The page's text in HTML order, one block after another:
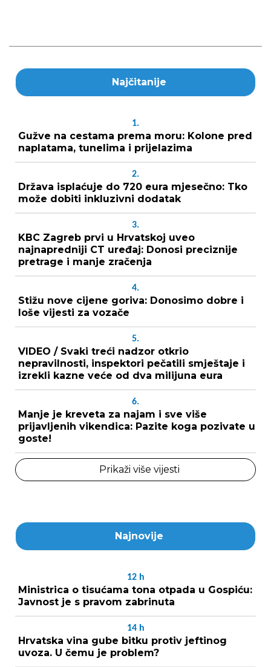
Najčitanije
1.
Gužve na cestama prema moru: Kolone pred
naplatama, tunelima i prijelazima
2.
Država isplaćuje do 720 eura mjesečno: Tko
može dobiti inkluzivni dodatak
3.
KBC Zagreb prvi u Hrvatskoj uveo
najnapredniji CT uređaj: Donosi preciznije
pretrage i manje zračenja
4.
Stižu nove cijene goriva: Donosimo dobre i
loše vijesti za vozače
5.
VIDEO / Svaki treći nadzor otkrio
nepravilnosti, inspektori pečatili smještaje i
izrekli kazne veće od dva milijuna eura
6.
Manje je kreveta za najam i sve više
prijavljenih vikendica: Pazite koga pozivate u
goste!
Prikaži više vijesti
Najnovije
12 h
Ministrica o tisućama tona otpada u Gospiću:
Javnost je s pravom zabrinuta
14 h
Hrvatska vina gube bitku protiv jeftinog
uvoza. U čemu je problem?